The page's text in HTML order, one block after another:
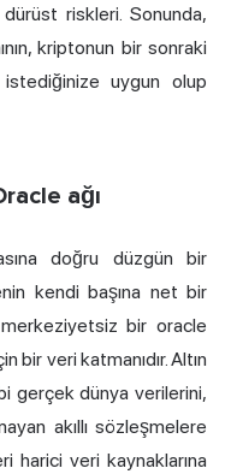
riskleri. Sonunda,
kriptonun bir sonraki
istediğinize uygun olup
ağı
doğru düzgün bir
kendi başına net bir
merkeziyetsiz bir oracle
bir veri katmanıdır. Altın
gerçek dünya verilerini,
akıllı sözleşmelere
harici veri kaynaklarına